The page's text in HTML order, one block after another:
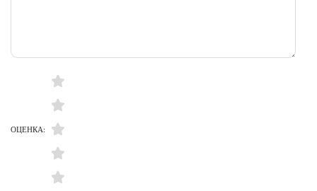
ОЦЕНКА: